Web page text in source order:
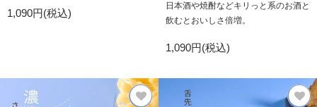
1,090円(税込)
日本酒や焼酎などキリっと系のお酒と
飲むとおいしさ倍増。
1,090円(税込)